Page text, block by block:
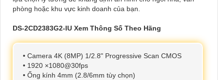
phòng hoặc khu vực kinh doanh của bạn.
DS-2CD2383G2-IU Xem Thông Số Theo Hãng
• Camera 4K (8MP) 1/2.8" Progressive Scan CMOS
• 1920 ×1080@30fps
• Ống kính 4mm (2.8/6mm tùy chọn)